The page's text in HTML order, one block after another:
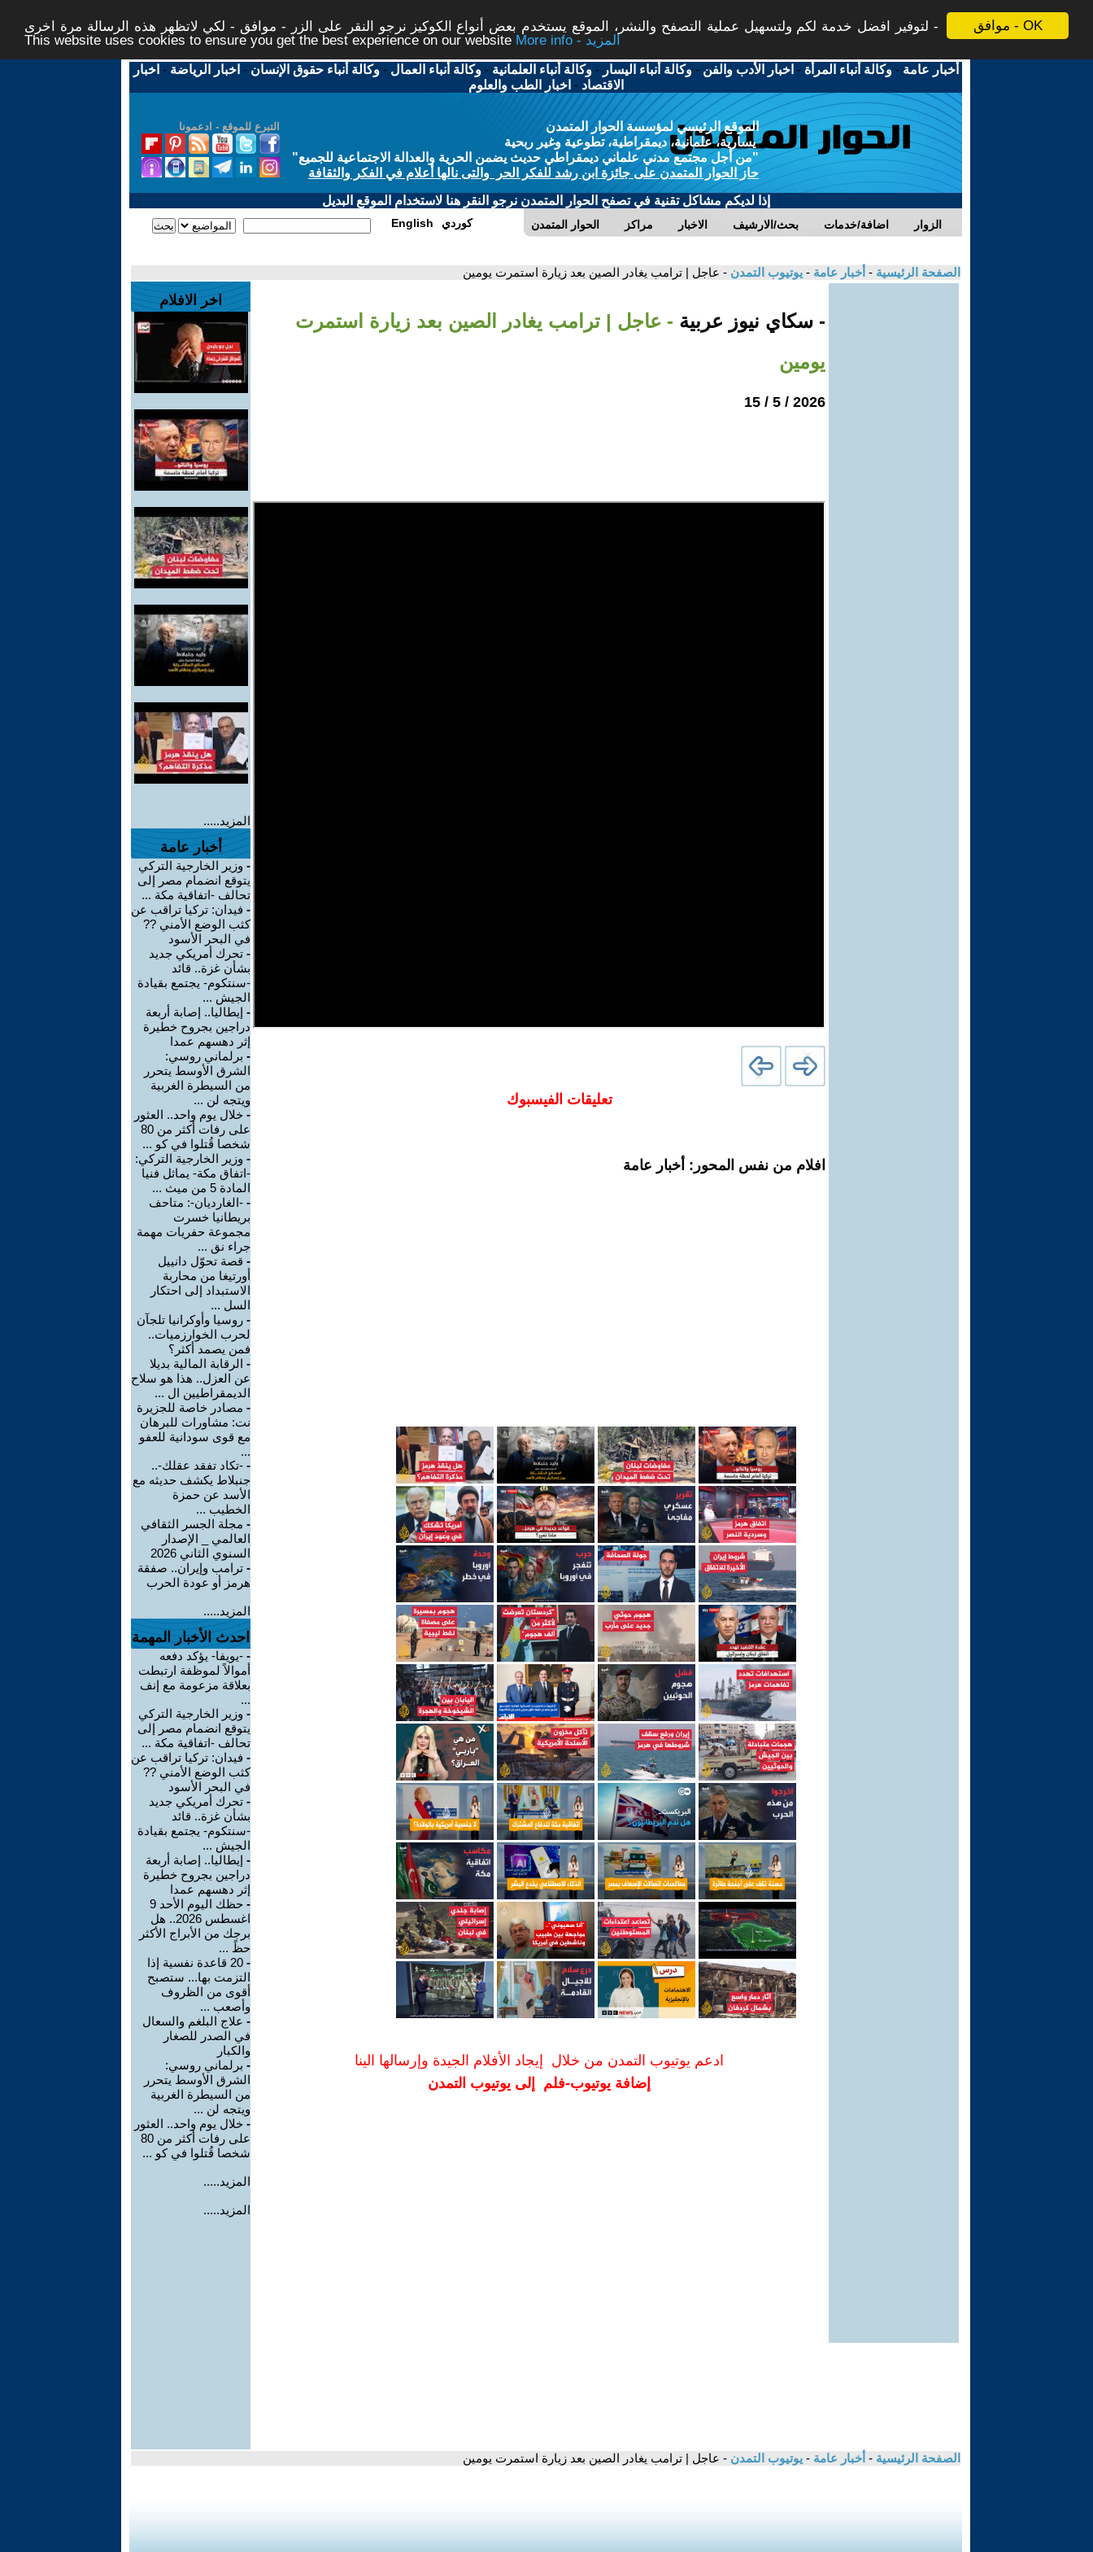
موافق - OK
لتوفير افضل خدمة لكم ولتسهيل عملية التصفح والنشر، الموقع يستخدم بعض أنواع الكوكيز نرجو النقر على الزر - موافق - لكي لاتظهر هذه الرسالة مرة اخرى -
This website uses cookies to ensure you get the best experience on our website
More info - المزيد
أخبار عامة -وكالة أنباء المرأة - اخبار الأدب والفن -وكالة أنباء اليسار -وكالة أنباء العلمانية -وكالة أنباء العمال -وكالة أنباء حقوق الإنسان - اخبار الرياضة - اخبار
الاقتصاد - اخبار الطب والعلوم
التبرع للموقع - ادعمونا
الموقع الرئيسي لمؤسسة الحوار المتمدن
يسارية، علمانية، ديمقراطية، تطوعية وغير ربحية
"من أجل مجتمع مدني علماني ديمقراطي حديث يضمن الحرية والعدالة الاجتماعية للجميع"
حاز الحوار المتمدن على جائزة ابن رشد للفكر الحر والتى نالها أعلام في الفكر والثقافة
إذا لديكم مشاكل تقنية في تصفح الحوار المتمدن نرجو النقر هنا لاستخدام الموقع البديل
الحوار المتمدن مراكز الاخبار بحث/الارشيف اضافة/خدمات الزوار English كوردي
الصفحة الرئيسية - أخبار عامة - يوتيوب التمدن - عاجل | ترامب يغادر الصين بعد زيارة استمرت يومين
- سكاي نيوز عربية - عاجل | ترامب يغادر الصين بعد زيارة استمرت
يومين
2026 / 5 / 15
تعليقات الفيسبوك
افلام من نفس المحور: أخبار عامة
ادعم يوتيوب التمدن من خلال إيجاد الأفلام الجيدة وإرسالها الينا
إضافة يوتيوب-فلم إلى يوتيوب التمدن
اخر الافلام
المزيد.....
أخبار عامة
- وزير الخارجية التركي
يتوقع انضمام مصر إلى
تحالف -اتفاقية مكة ...
- فيدان: تركيا تراقب عن
كثب الوضع الأمني ??
في البحر الأسود
- تحرك أمريكي جديد
بشأن غزة.. قائد
-سنتكوم- يجتمع بقيادة
الجيش ...
- إيطاليا.. إصابة أربعة
دراجين بجروح خطيرة
إثر دهسهم عمدا
- برلماني روسي:
الشرق الأوسط يتحرر
من السيطرة الغربية
ويتجه لن ...
- خلال يوم واحد.. العثور
على رفات أكثر من 80
شخصا قُتلوا في كو ...
- وزير الخارجية التركي:
-اتفاق مكة- يماثل فنيا
المادة 5 من ميث ...
- -الغارديان-: متاحف
بريطانيا خسرت
مجموعة حفريات مهمة
جراء نق ...
- قصة تحوّل دانييل
أورتيغا من محاربة
الاستبداد إلى احتكار
السل ...
- روسيا وأوكرانيا تلجآن
لحرب الخوارزميات..
فمن يصمد أكثر؟
- الرقابة المالية بديلا
عن العزل.. هذا هو سلاح
الديمقراطيين ال ...
- مصادر خاصة للجزيرة
نت: مشاورات للبرهان
مع قوى سودانية للعفو
...
- -تكاد تفقد عقلك-..
جنبلاط يكشف حديثه مع
الأسد عن حمزة
الخطيب ...
- مجلة الجسر الثقافي
العالمي _ الإصدار
السنوي الثاني 2026
- ترامب وإيران.. صفقة
هرمز أو عودة الحرب
المزيد.....
احدث الأخبار المهمة
- -يويفا- يؤكد دفعه
أموالاً لموظفة ارتبطت
بعلاقة مزعومة مع إنف
...
- وزير الخارجية التركي
يتوقع انضمام مصر إلى
تحالف -اتفاقية مكة ...
- فيدان: تركيا تراقب عن
كثب الوضع الأمني ??
في البحر الأسود
- تحرك أمريكي جديد
بشأن غزة.. قائد
-سنتكوم- يجتمع بقيادة
الجيش ...
- إيطاليا.. إصابة أربعة
دراجين بجروح خطيرة
إثر دهسهم عمدا
-
حظك اليوم الأحد 9
اغسطس 2026.. هل
برجك من الأبراج الأكثر
حظً ...
-
20 قاعدة نفسية إذا
التزمت بها... ستصبح
أقوى من الظروف
وأصعب ...
- علاج البلغم والسعال
في الصدر للصغار
والكبار
- برلماني روسي:
الشرق الأوسط يتحرر
من السيطرة الغربية
ويتجه لن ...
- خلال يوم واحد.. العثور
على رفات أكثر من 80
شخصا قُتلوا في كو ...
المزيد.....
المزيد.....
الصفحة الرئيسية - أخبار عامة - يوتيوب التمدن - عاجل | ترامب يغادر الصين بعد زيارة استمرت يومين